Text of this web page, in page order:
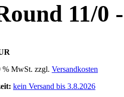
11/0
% MwSt. zzgl. Versandkosten
kein Versand bis 3.8.2026